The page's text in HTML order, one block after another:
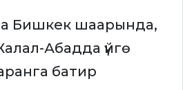
Бишкек шаарында,
Абадда үйгө
батир